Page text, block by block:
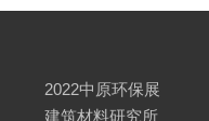
2022中原环保展
建筑材料研究所